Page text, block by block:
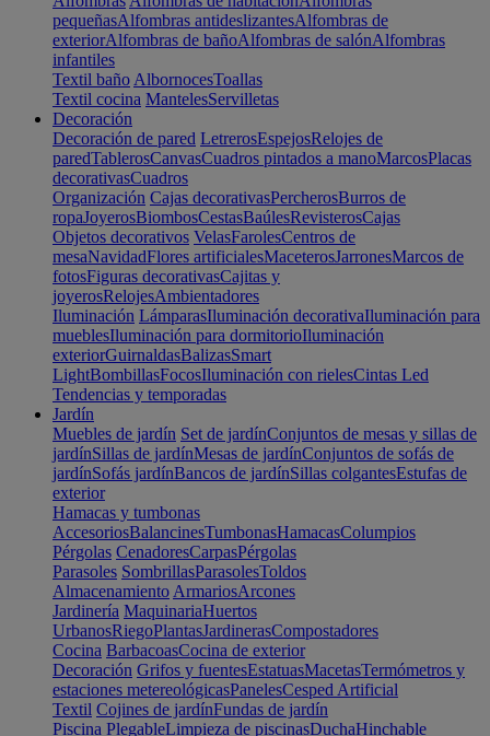
pequeñasAlfombras antideslizantesAlfombras de
exteriorAlfombras de bañoAlfombras de salónAlfombras
infantiles
Textil baño AlbornocesToallas
Textil cocina MantelesServilletas
Decoración
Decoración de pared LetrerosEspejosRelojes de
paredTablerosCanvasCuadros pintados a manoMarcosPlacas
decorativasCuadros
Organización Cajas decorativasPercherosBurros de
ropaJoyerosBiombosCestasBaúlesRevisterosCajas
Objetos decorativos VelasFarolesCentros de
mesaNavidadFlores artificialesMaceterosJarronesMarcos de
fotosFiguras decorativasCajitas y
joyerosRelojesAmbientadores
Iluminación LámparasIluminación decorativaIluminación para
mueblesIluminación para dormitorioIluminación
exteriorGuirnaldasBalizasSmart
LightBombillasFocosIluminación con rielesCintas Led
Tendencias y temporadas
Jardín
Muebles de jardín Set de jardínConjuntos de mesas y sillas de
jardínSillas de jardínMesas de jardínConjuntos de sofás de
jardínSofás jardínBancos de jardínSillas colgantesEstufas de
exterior
Hamacas y tumbonas
AccesoriosBalancinesTumbonasHamacasColumpios
Pérgolas CenadoresCarpasPérgolas
Parasoles SombrillasParasolesToldos
Almacenamiento ArmariosArcones
Jardinería MaquinariaHuertos
UrbanosRiegoPlantasJardinerasCompostadores
Cocina BarbacoasCocina de exterior
Decoración Grifos y fuentesEstatuasMacetasTermómetros y
estaciones metereológicasPanelesCesped Artificial
Textil Cojines de jardínFundas de jardín
Piscina PlegableLimpieza de piscinasDuchaHinchable